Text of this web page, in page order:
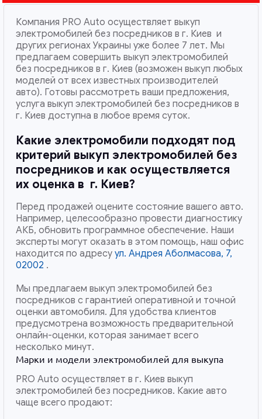
Компания PRO Auto осуществляет выкуп
электромобилей без посредников в г. Киев и
других регионах Украины уже более 7 лет. Мы
предлагаем совершить выкуп электромобилей
без посредников в г. Киев (возможен выкуп любых
моделей от всех известных производителей
авто). Готовы рассмотреть ваши предложения,
услуга выкуп электромобилей без посредников в
г. Киев доступна в любое время суток.
Какие электромобили подходят под
критерий выкуп электромобилей без
посредников и как осуществляется
их оценка в г. Киев?
Перед продажей оцените состояние вашего авто.
Например, целесообразно провести диагностику
АКБ, обновить программное обеспечение. Наши
эксперты могут оказать в этом помощь, наш офис
находится по адресу ул. Андрея Аболмасова, 7,
02002 .
Мы предлагаем выкуп электромобилей без
посредников с гарантией оперативной и точной
оценки автомобиля. Для удобства клиентов
предусмотрена возможность предварительной
онлайн-оценки, которая занимает всего
несколько минут.
Марки и модели электромобилей для выкупа
PRO Auto осуществляет в г. Киев выкуп
электромобилей без посредников. Какие авто
чаще всего продают: